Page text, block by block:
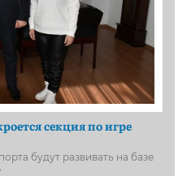
секция по игре
будут развивать на базе